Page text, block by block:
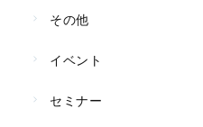
その他
イベント
セミナー